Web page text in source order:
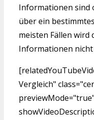
Informationen sind
über ein
meisten Fällen wird
Informationen
Vergleich"